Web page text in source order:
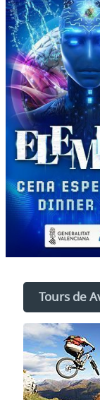
Tours de